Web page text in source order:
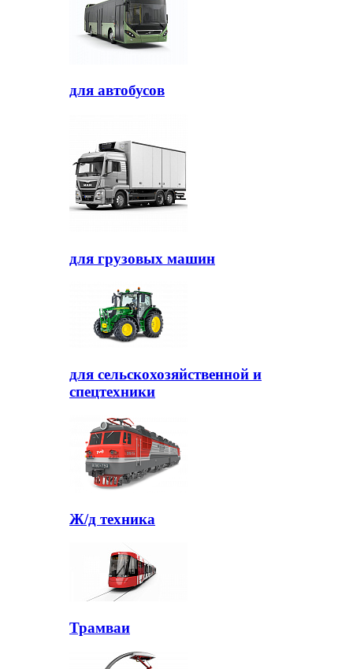
для автобусов
для грузовых машин
для сельскохозяйственной и
спецтехники
Ж/д техника
Трамваи